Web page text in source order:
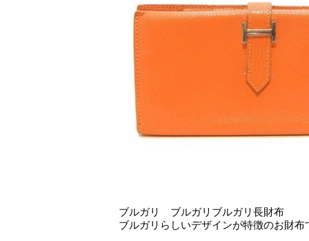
ブルガリ ブルガリブルガリ長財布
ブルガリらしいデザインが特徴のお財布